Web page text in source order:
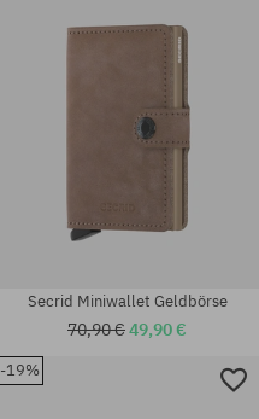
Secrid Miniwallet Geldbörse
70,90 €49,90 €
-19%